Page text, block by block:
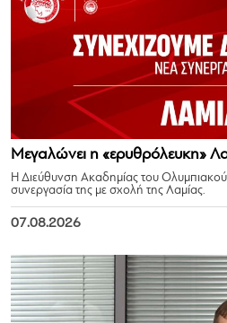
Μεγαλώνει η «ερυθρόλευκη»
Η Διεύθυνση Ακαδημίας του
συνεργασία της με σχολή της Λαμίας.
07.08.2026